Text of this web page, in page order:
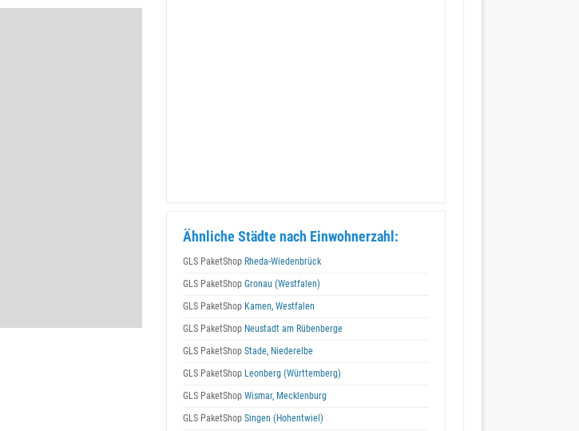
Ähnliche Städte nach Einwohnerzahl:
GLS PaketShop Rheda-Wiedenbrück
GLS PaketShop Gronau (Westfalen)
GLS PaketShop Kamen, Westfalen
GLS PaketShop Neustadt am Rübenberge
GLS PaketShop Stade, Niederelbe
GLS PaketShop Leonberg (Württemberg)
GLS PaketShop Wismar, Mecklenburg
GLS PaketShop Singen (Hohentwiel)